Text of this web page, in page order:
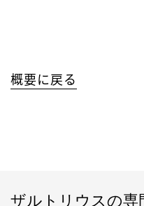
概要に戻る
ザルトリウスの専